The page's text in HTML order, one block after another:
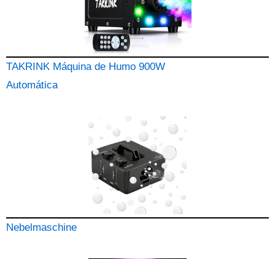
TAKRINK Máquina de Humo 900W
Automática
Nebelmaschine